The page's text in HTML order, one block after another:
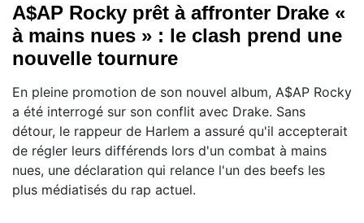
A$AP Rocky prêt à affronter Drake «
à mains nues » : le clash prend une
nouvelle tournure
En pleine promotion de son nouvel album, A$AP Rocky
a été interrogé sur son conflit avec Drake. Sans
détour, le rappeur de Harlem a assuré qu'il accepterait
de régler leurs différends lors d'un combat à mains
nues, une déclaration qui relance l'un des beefs les
plus médiatisés du rap actuel.